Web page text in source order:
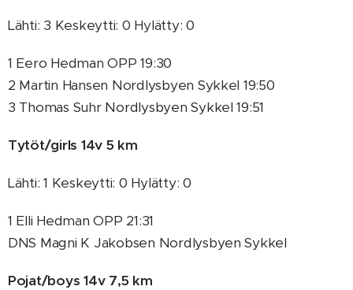
Lähti: 3 Keskeytti: 0 Hylätty: 0
1 Eero Hedman OPP 19:30
2 Martin Hansen Nordlysbyen Sykkel 19:50
3 Thomas Suhr Nordlysbyen Sykkel 19:51
Tytöt/girls 14v 5 km
Lähti: 1 Keskeytti: 0 Hylätty: 0
1 Elli Hedman OPP 21:31
DNS Magni K Jakobsen Nordlysbyen Sykkel
Pojat/boys 14v 7,5 km